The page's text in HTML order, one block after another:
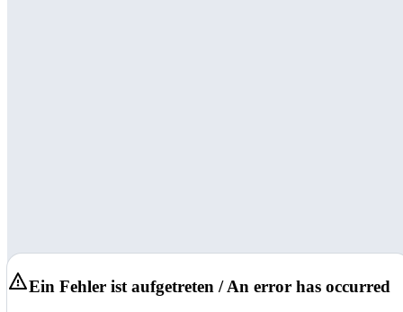
Ein Fehler ist aufgetreten / An error has occurred